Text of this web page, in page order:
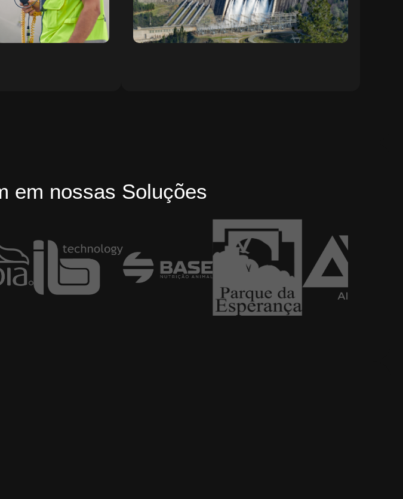
em nossas Soluções